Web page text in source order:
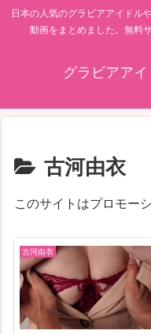
日本の人気のグラビアアイドル
動画をまとめました。無料
グラビアア
古河由衣
このサイトはプロモー
古河由衣